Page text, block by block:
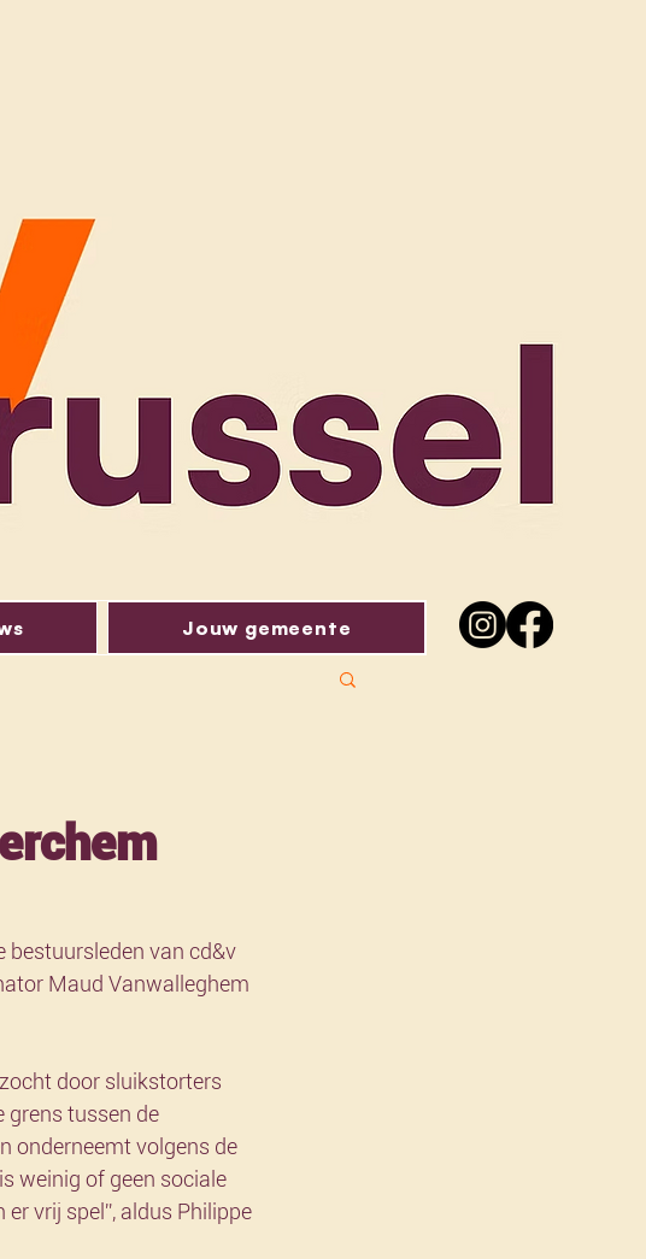
Jouw gemeente
bestuursleden van cd&v
Maud Vanwalleghem
door sluikstorters
grens tussen de
onderneemt volgens de
weinig of geen sociale
vrij spel”, aldus Philippe